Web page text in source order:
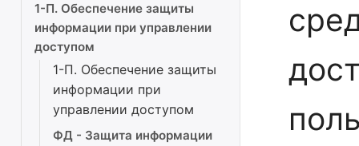
1-П. Обеспечение защиты
информации при управлении
доступом
1-П. Обеспечение защиты
информации при
управлении доступом
ФД - Защита информации